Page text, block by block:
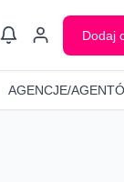
Dodaj
AGENCJE/